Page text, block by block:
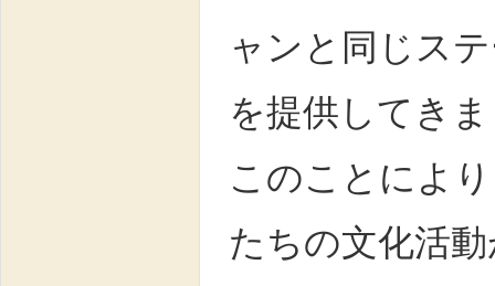
ャンと同じス
を提供してき
このことによ
たちの文化活